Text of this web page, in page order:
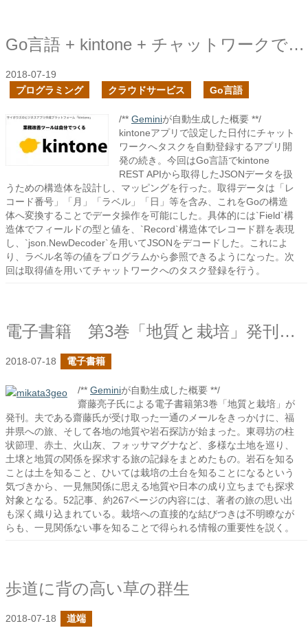
Go言語 + kintone + チャットワークでタスクの自動登録アプリを作ってみる２
2018-07-19
プログラミング
クラウドサービス Go言語
/** Geminiが自動生成した概要 **/
kintoneアプリで設定した日付にチャット
ワークへタスクを自動登録するアプリ開
発の続き。今回はGo言語でkintone
REST APIから取得したJSONデータを扱
うための構造体を設計し、マッピングを行った。取得データは「レ
コード番号」「月」「ラベル」「日」等を含み、これをGoの構造
体へ変換することでデータ操作を可能にした。具体的には`Field`構
造体でフィールドの型と値を、`Record`構造体でレコード群を表現
し、`json.NewDecoder`を用いてJSONをデコードした。これによ
り、ラベル名等の値をプログラムから参照できるようになった。次
回は取得値を用いてチャットワークへのタスク登録を行う。
電子書籍 第3巻「地質と栽培」発刊しました！
2018-07-18 電子書籍
/** Geminiが自動生成した概要 **/
齋藤亮子氏による電子書籍第3巻「地質と栽培」が
発刊。夫である齋藤氏が受け取った一通のメールをきっかけに、福
井県への旅、そして各地の地質や岩石探訪が始まった。東尋坊の柱
状節理、赤土、火山灰、フォッサマグナなど、多様な土地を巡り、
土壌と地質の関係を探求する旅の記録をまとめたもの。岩石を知る
ことは土を知ること、ひいては栽培の土台を知ることになるという
気づきから、一見無関係に思える地質や日本の成り立ちまでも探求
対象となる。52記事、約267ページの内容には、著者の旅の思い出
も深く織り込まれている。栽培への直接的な結びつきは不明瞭なが
らも、一見関係ない事を知ることで得られる情報の重要性を説く。
歩道に背の高い草の群生
2018-07-18 道端